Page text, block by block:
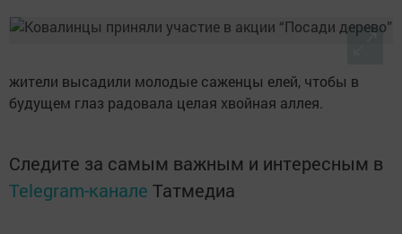
жители высадили молодые саженцы елей, чтобы в
будущем глаз радовала целая хвойная аллея.
Следите за самым важным и интересным в
Telegram-канале Татмедиа